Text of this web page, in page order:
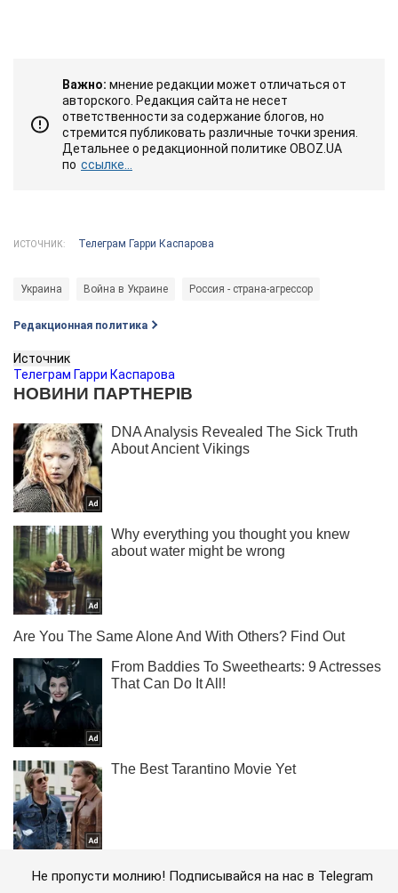
Важно: мнение редакции может отличаться от
авторского. Редакция сайта не несет
ответственности за содержание блогов, но
стремится публиковать различные точки зрения.
Детальнее о редакционной политике OBOZ.UA
по ссылке...
ИСТОЧНИК: Телеграм Гарри Каспарова
Украина Война в Украине Россия - страна-агрессор
Редакционная политика
Источник
Телеграм Гарри Каспарова
Не пропусти молнию! Подписывайся на нас в Telegram